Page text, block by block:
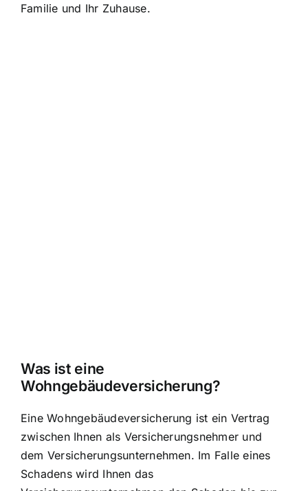
Familie und Ihr Zuhause.
Was ist eine
Wohngebäudeversicherung?
Eine Wohngebäudeversicherung ist ein Vertrag
zwischen Ihnen als Versicherungsnehmer und
dem Versicherungsunternehmen. Im Falle eines
Schadens wird Ihnen das